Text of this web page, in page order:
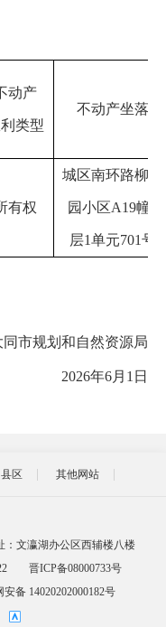
动产
类型
不动产坐落
有权
城区南环路柳港
园小区A19幢7
层1单元701号
同市规划和自然资源局
年6月 1 日
县区 其他网站
：文瀛湖办公区西辅楼八楼
晋ICP备08000733号
安备 14020202000182号